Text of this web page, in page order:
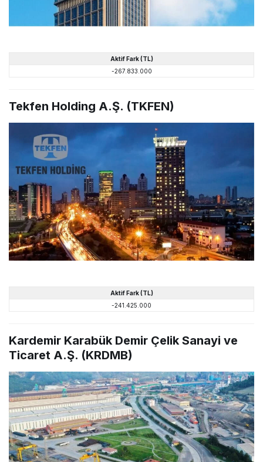
Aktif Fark (TL)
-267.833.000
Tekfen Holding A.Ş. (TKFEN)
Aktif Fark (TL)
-241.425.000
Kardemir Karabük Demir Çelik Sanayi ve
Ticaret A.Ş. (KRDMB)